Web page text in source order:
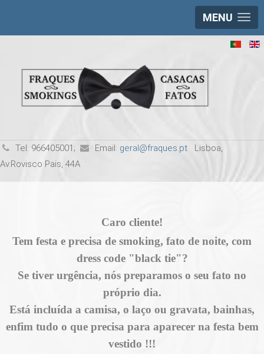
MENU
Tel: 966405001; Email: geral@fraques.pt Lisboa,
Av.Rovisco Pais, 44A
Caro cliente!
Tem festa e precisa de smoking, fato de noite, com
dress code "black tie"?
Se tiver urgência, nós preparamos o seu fato no
próprio dia.
Está incluída a camisa, o laço ou gravata, bainhas,
enfim tudo o que precisa para aparecer na festa bem
vestido !!!